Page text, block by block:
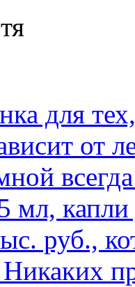
для
от
мл,
руб.,